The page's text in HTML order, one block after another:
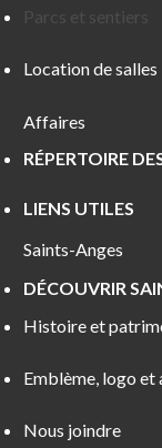
Parcs et sentiers
Location de salles
Affaires
RÉPERTOIRE
LIENS UTILES
Saints-Anges
DÉCOUVRIR
Histoire et
Emblème, logo et
Nous joindre